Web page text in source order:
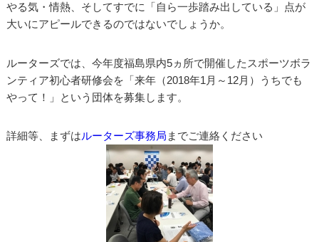
やる気・情熱、そしてすでに「自ら一歩踏み出している」点が
大いにアピールできるのではないでしょうか。
ルーターズでは、今年度福島県内5ヵ所で開催したスポーツボラ
ンティア初心者研修会を「来年（2018年1月～12月）うちでも
やって！」という団体を募集します。
詳細等、まずはルーターズ事務局 までご連絡ください